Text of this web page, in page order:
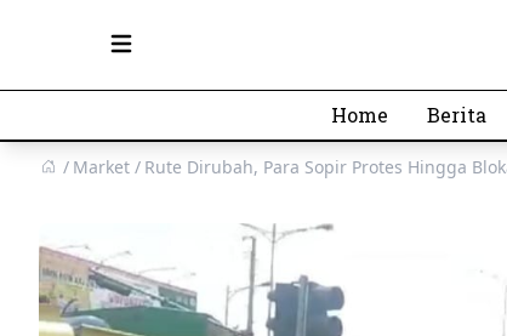
Open main menu
Home Berita
Market Rute Dirubah, Para Sopir Protes Hingga